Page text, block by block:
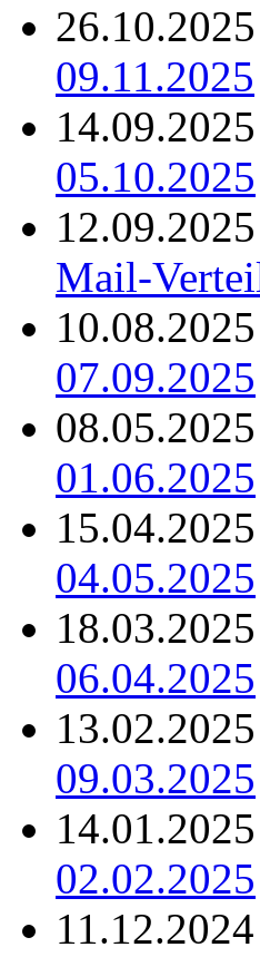
09.11.2025
05.10.2025
Mail-
07.09.2025
01.06.2025
04.05.2025
06.04.2025
09.03.2025
02.02.2025